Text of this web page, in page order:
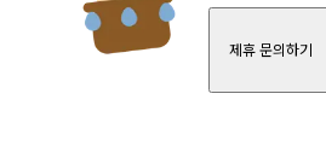
제휴 문의하기